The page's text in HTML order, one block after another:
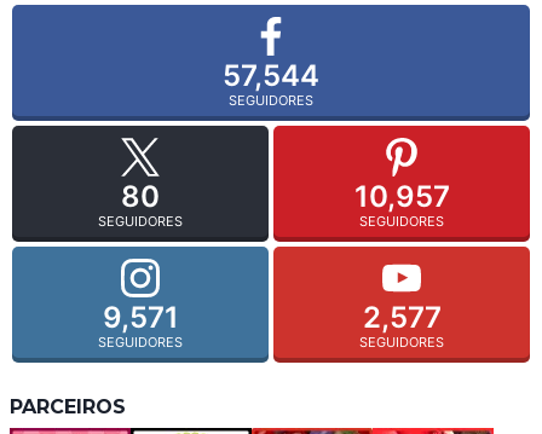
57,544
SEGUIDORES
80
SEGUIDORES
10,957
SEGUIDORES
9,571
SEGUIDORES
2,577
SEGUIDORES
PARCEIROS